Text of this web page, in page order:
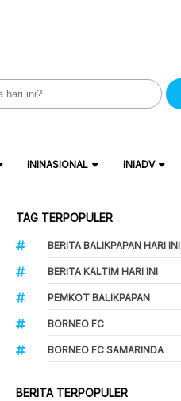
ININASIONAL INIADV
TAG TERPOPULER
BERITA BALIKPAPAN HARI INI
BERITA KALTIM HARI INI
PEMKOT BALIKPAPAN
BORNEO FC
BORNEO FC SAMARINDA
BERITA TERPOPULER